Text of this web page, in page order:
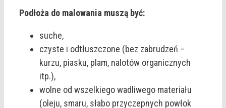
Podłoża do malowania muszą być:
suche,
czyste i odtłuszczone (bez zabrudzeń –
kurzu, piasku, plam, nalotów organicznych
itp.),
wolne od wszelkiego wadliwego materiału
(oleju, smaru, słabo przyczepnych powłok